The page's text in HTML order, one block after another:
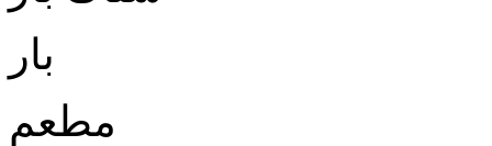
بار
مطعم